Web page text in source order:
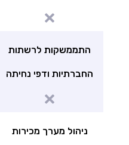
התממשקות לרשתות
החברתיות ודפי נחיתה
ניהול מערך מכירות